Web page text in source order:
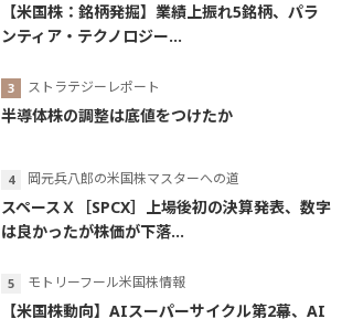
【米国株：銘柄発掘】業績上振れ5銘柄、パラ
ンティア・テクノロジー...
ストラテジーレポート
半導体株の調整は底値をつけたか
岡元兵八郎の米国株マスターへの道
スペースＸ［SPCX］上場後初の決算発表、数字
は良かったが株価が下落...
モトリーフール米国株情報
【米国株動向】AIスーパーサイクル第2幕、AI